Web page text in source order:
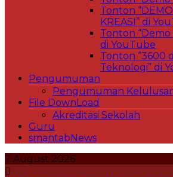
Tonton
KREASI” di
Tonton “Demo
di YouTube
Tonton “3600
Teknologi” di
Pengumuman
Pengumuman
File DownLoad
Akreditasi Sekolah
Guru
smantabNews
7 August 2026